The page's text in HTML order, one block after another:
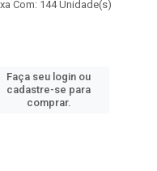
Com: 144 Unidade(s)
Faça seu login ou
cadastre-se para
comprar.